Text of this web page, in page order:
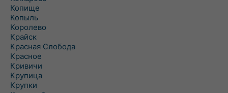
Копище
Копыль
Королево
Крайск
Красная Слобода
Красное
Кривичи
Крупица
Крупки